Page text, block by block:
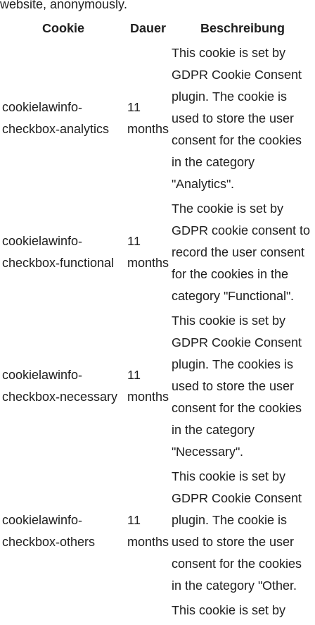
website, anonymously.
Cookie
Dauer Beschreibung
cookielawinfo-
checkbox-analytics
11
months
This cookie is set by
GDPR Cookie Consent
plugin. The cookie is
used to store the user
consent for the cookies
in the category
"Analytics".
cookielawinfo-
checkbox-functional
11
months
The cookie is set by
GDPR cookie consent to
record the user consent
for the cookies in the
category "Functional".
cookielawinfo-
checkbox-necessary
11
months
This cookie is set by
GDPR Cookie Consent
plugin. The cookies is
used to store the user
consent for the cookies
in the category
"Necessary".
cookielawinfo-
checkbox-others
11
months
This cookie is set by
GDPR Cookie Consent
plugin. The cookie is
used to store the user
consent for the cookies
in the category "Other.
This cookie is set by